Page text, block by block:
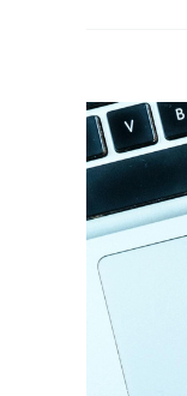
View
Larger
Image